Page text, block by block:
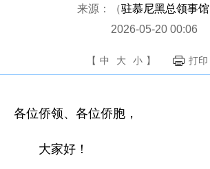
来源：（驻慕尼黑总领事馆
2026-05-20 00:06
【 中 大 小 】 打印
各位侨领、各位侨胞，
大家好！